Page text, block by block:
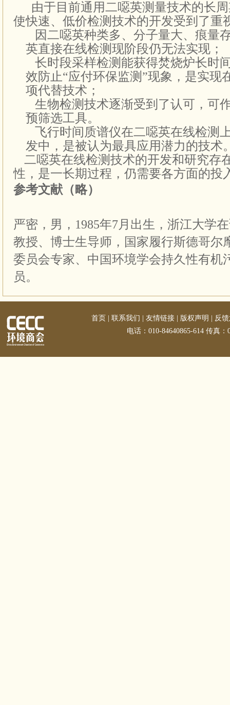
由于目前通用二噁英测量技术的长
使快速、低价检测技术的开发受到了重
1、 因二噁英种类多、分子量大、痕量
英直接在线检测现阶段仍无法实现；
2、 长时段采样检测能获得焚烧炉长时
效防止“应付环保监测”现象，是实现
项代替技术；
3、 生物检测技术逐渐受到了认可，可
预筛选工具。
4、 飞行时间质谱仪在二噁英在线检测
发中，是被认为最具应用潜力的技术
二噁英在线检测技术的开发和研究存
性，是一长期过程，仍需要各方面的投
参考文献 （略）
严密，男， 1985年7月出生，浙江大学
教授、博士生导师，国家履行斯德哥尔
委员会专家、中国环境学会持久性有机
员。
首页 联系我们 友情链接 版权声明
反
电话：010-84640865-614 传真